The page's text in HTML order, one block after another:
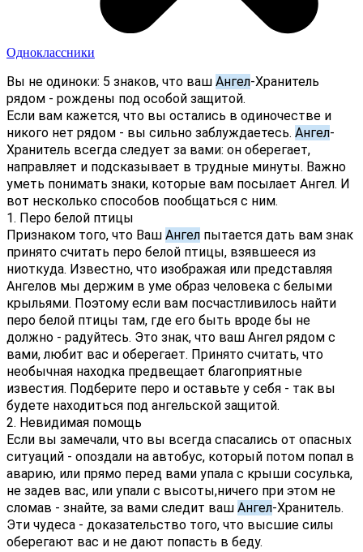
Одноклассники
Вы не одиноки: 5 знаков, что ваш Ангел-Хранитель
рядом - рождены под особой защитой.
Если вам кажется, что вы остались в одиночестве и
никого нет рядом - вы сильно заблуждаетесь. Ангел-
Хранитель всегда следует за вами: он оберегает,
направляет и подсказывает в трудные минуты. Важно
уметь понимать знаки, которые вам посылает Ангел. И
вот несколько способов пообщаться с ним.
1. Перо белой птицы
Признаком того, что Ваш Ангел пытается дать вам знак
принято считать перо белой птицы, взявшееся из
ниоткуда. Известно, что изображая или представляя
Ангелов мы держим в уме образ человека с белыми
крыльями. Поэтому если вам посчастливилось найти
перо белой птицы там, где его быть вроде бы не
должно - радуйтесь. Это знак, что ваш Ангел рядом с
вами, любит вас и оберегает. Принято считать, что
необычная находка предвещает благоприятные
известия. Подберите перо и оставьте у себя - так вы
будете находиться под ангельской защитой.
2. Невидимая помощь
Если вы замечали, что вы всегда спасались от опасных
ситуаций - опоздали на автобус, который потом попал в
аварию, или прямо перед вами упала с крыши сосулька,
не задев вас, или упали с высоты,ничего при этом не
сломав - знайте, за вами следит ваш Ангел-Хранитель.
Эти чудеса - доказательство того, что высшие силы
оберегают вас и не дают попасть в беду.